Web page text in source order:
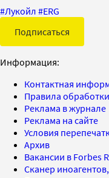
#Лукойл #ERG
Подписаться
Информация:
Контактная
Правила обработки
Реклама в журнале
Реклама на сайте
Условия
Архив
Вакансии в Forbes
Сканер